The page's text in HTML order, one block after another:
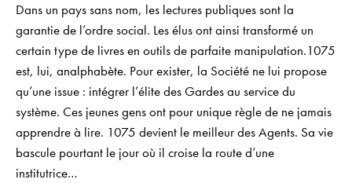
Dans un pays sans nom, les lectures publiques sont la
garantie de l’ordre social. Les élus ont ainsi transformé un
certain type de livres en outils de parfaite manipulation.1075
est, lui, analphabète. Pour exister, la Société ne lui propose
qu’une issue : intégrer l’élite des Gardes au service du
système. Ces jeunes gens ont pour unique règle de ne jamais
apprendre à lire. 1075 devient le meilleur des Agents. Sa vie
bascule pourtant le jour où il croise la route d’une
institutrice…